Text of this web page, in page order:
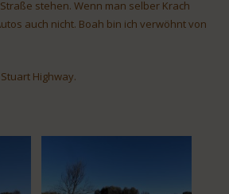
stehen. Wenn man selber Krach
auch nicht. Boah bin ich verwöhnt von
Highway.